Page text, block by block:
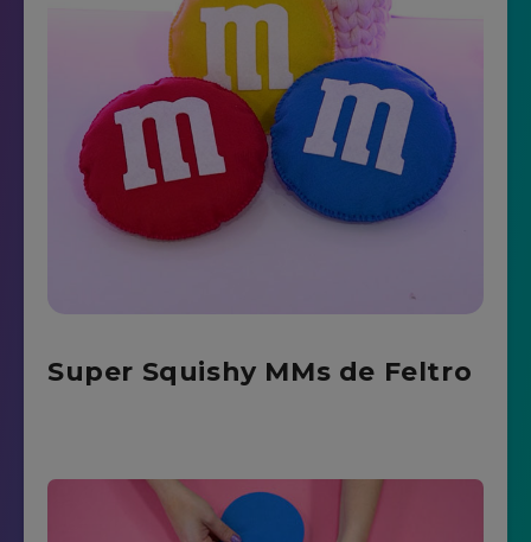
Super Squishy MMs de Feltro